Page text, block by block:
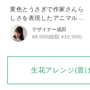
黄色とうさぎで作家さんら
しさを表現したアニマルア
レンジ
デザイナー成田
¥8,000(総額 ¥10,500)
生花アレンジ(置